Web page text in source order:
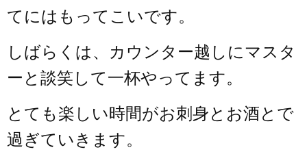
てにはもってこいです。
しばらくは、カウンター越しにマスタ
ーと談笑して一杯やってます。
とても楽しい時間がお刺身とお酒とで
過ぎていきます。